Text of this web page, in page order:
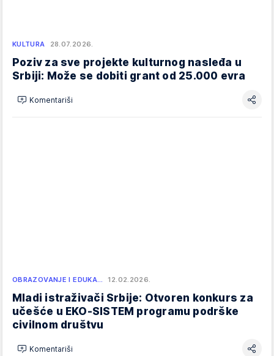
KULTURA 28.07.2026.
Poziv za sve projekte kulturnog nasleđa u
Srbiji: Može se dobiti grant od 25.000 evra
Komentariši
OBRAZOVANJE I EDUKA… 12.02.2026.
Mladi istraživači Srbije: Otvoren konkurs za
učešće u EKO-SISTEM programu podrške
civilnom društvu
Komentariši